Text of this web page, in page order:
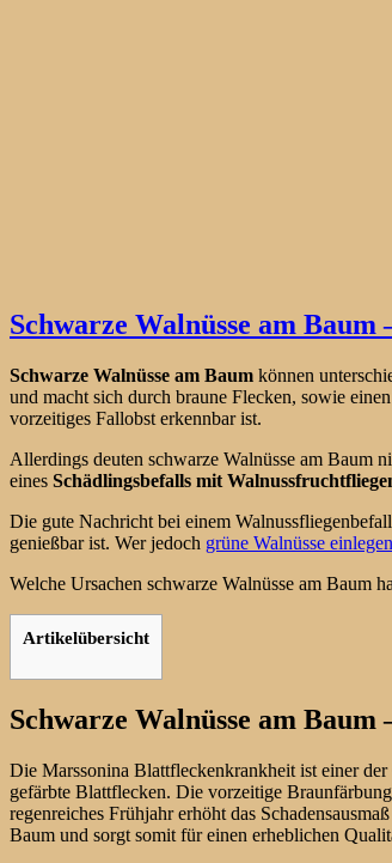
Schwarze Walnüsse am
Schwarze Walnüsse am Baum können
und macht sich durch braune Flecken, sowie
vorzeitiges Fallobst erkennbar ist.
Allerdings deuten schwarze Walnüsse am Baum
eines Schädlingsbefalls mit
Die gute Nachricht bei einem
genießbar ist. Wer jedoch grüne Walnüsse einlegen
Welche Ursachen schwarze Walnüsse am Baum
Artikelübersicht
Schwarze Walnüsse am
Die Marssonina Blattfleckenkrankheit ist einer
gefärbte Blattflecken. Die vorzeitige
regenreiches Frühjahr erhöht das
Baum und sorgt somit für einen erheblichen